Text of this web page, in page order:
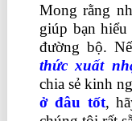
Mong rằng
giúp bạn
đường bộ.
thức xuất
chia sẻ kinh
ở đâu tốt,